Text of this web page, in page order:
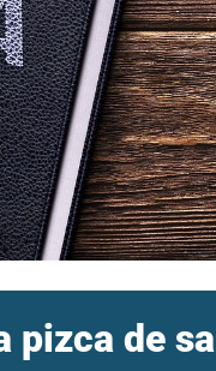
pizca de sal